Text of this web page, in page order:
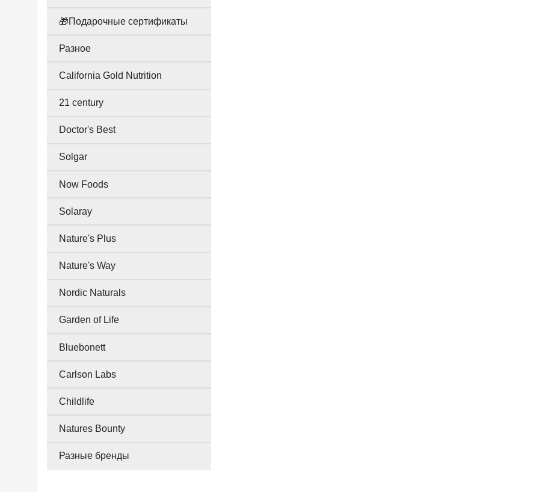
🎁Подарочные сертификаты
Разное
California Gold Nutrition
21 century
Doctor's Best
Solgar
Now Foods
Solaray
Nature's Plus
Nature's Way
Nordic Naturals
Garden of Life
Bluebonett
Carlson Labs
Childlife
Natures Bounty
Разные бренды